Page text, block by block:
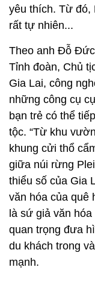
yêu thích. Từ đó,
rất tự nhiên...
Theo anh Đỗ
Tỉnh đoàn, Chủ
Gia Lai, công
những công cụ
bạn trẻ có thể
tộc. “Từ khu
khung cửi thổ
giữa núi rừng
thiểu số của Gia
văn hóa của quê
là sứ giả văn
quan trọng đưa
du khách trong
mạnh.